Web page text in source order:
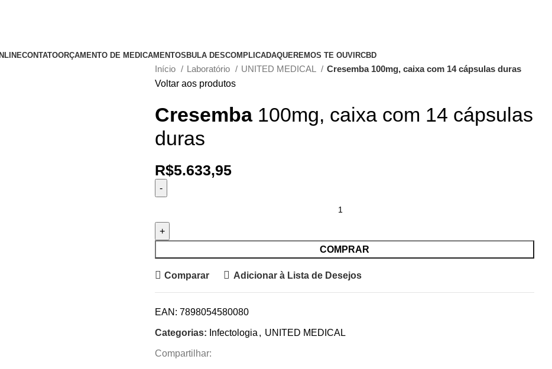
CONTATOORÇAMENTO DE MEDICAMENTOS BULA DESCOMPLICADAQUEREMOS TE OUVIRCBD
Início Laboratório UNITED MEDICAL
Cresemba 100mg, caixa com 14 cápsulas duras
Voltar aos produtos
Cresemba100mg, caixa com 14 cápsulas
duras
R$5.633,95
COMPRAR
Comparar Adicionar à Lista de Desejos
EAN: 7898054580080
Categorias: Infectologia , UNITED MEDICAL
Compartilhar: